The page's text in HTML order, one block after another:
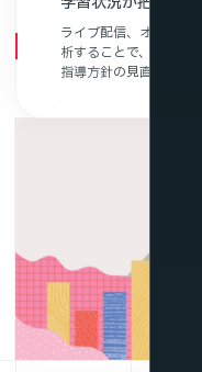
ライブ配信、オンデマ
析することで、生徒の
指導方針の見直しに役立